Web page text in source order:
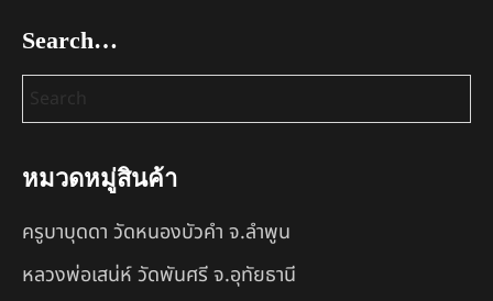
Search…
หมวดหมู่สินค้า
ครูบาบุดดา วัดหนองบัวคํา จ.ลําพูน
หลวงพ่อเสน่ห์ วัดพันศรี จ.อุทัยธานี